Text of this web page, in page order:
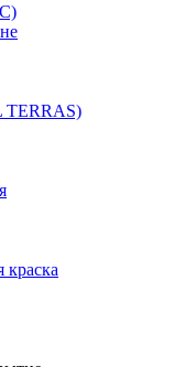
TERRAS)
краска